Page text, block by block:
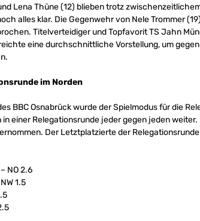
Lena Thüne (12) blieben trotz
alles klar. Die Gegenwehr von Nele Trommer
Titelverteidiger und Topfavorit TS Jahn
eine durchschnittliche Vorstellung, um
im Norden
BBC Osnabrück wurde der Spielmodus für die
einer Relegationsrunde jeder gegen jeden
Der Letztplatzierte der
NO 2.6
1.5